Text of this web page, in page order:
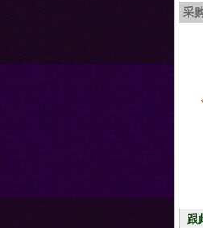
采
跟